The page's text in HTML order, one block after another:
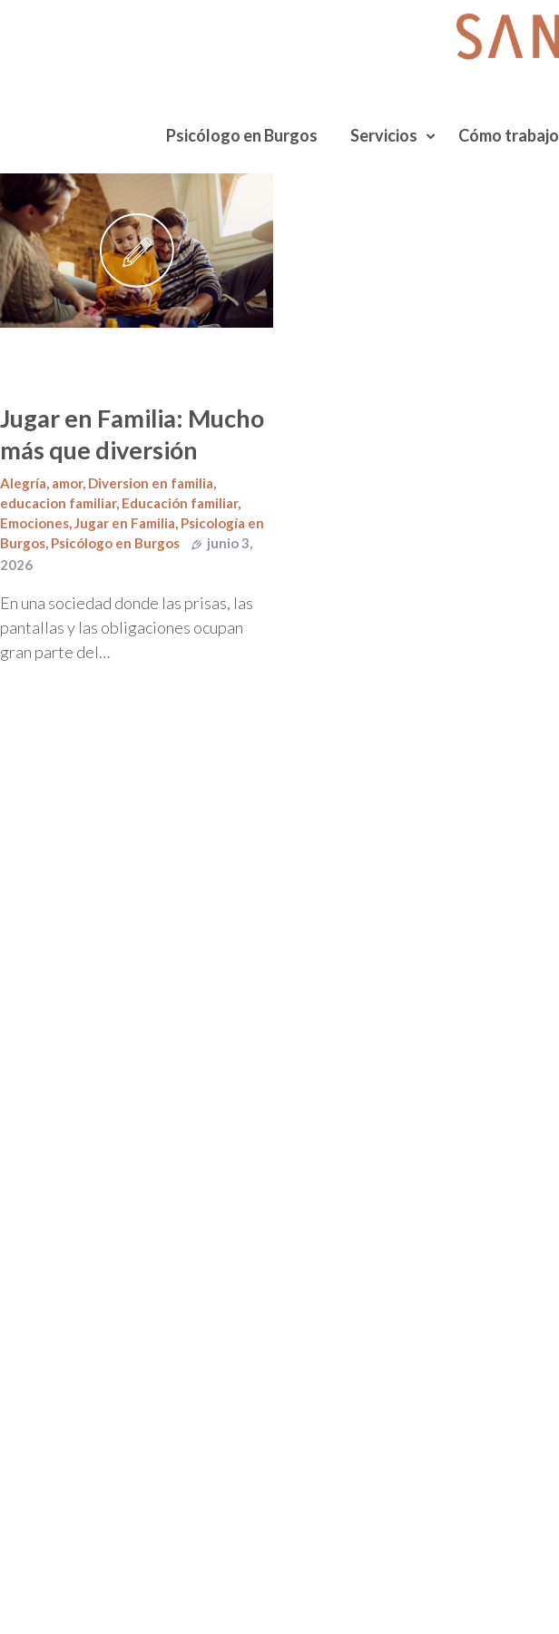
Psicólogo en Burgos Servicios Cómo trabajo
Jugar en Familia: Mucho
más que diversión
Alegría, amor, Diversion en familia,
educacion familiar, Educación familiar,
Emociones,Jugar en Familia, Psicología en
Burgos, Psicólogo en Burgos
junio 3,
2026
En una sociedad donde las prisas, las
pantallas y las obligaciones ocupan
gran parte del…